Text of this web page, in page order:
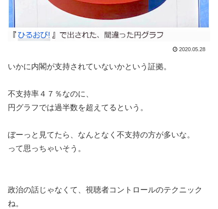
2020.05.28
いかに内閣が支持されていないかという証拠。
不支持率４７％なのに、
円グラフでは過半数を超えてるという。
ぼーっと見てたら、なんとなく不支持の方が多いな。
って思っちゃいそう。
政治の話じゃなくて、視聴者コントロールのテクニック
ね。